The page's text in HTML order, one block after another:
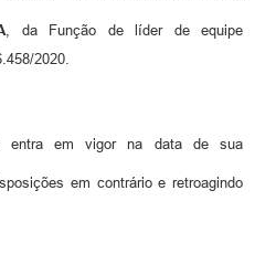
, da Função de líder de equipe
2020.
entra em vigor na data de sua
em contrário e retroagindo